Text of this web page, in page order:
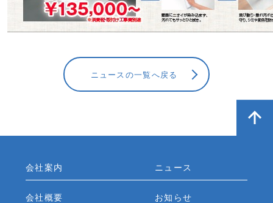
ニュースの一覧へ戻る
会社案内
会社概要
ニュース
お知らせ